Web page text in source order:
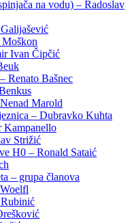
na vodu) – Radoslav
Ivan Čipčić
Renato Bašnec
Marold
– Dubravko Kuhta
Kampanello
Strižić
H0 – Ronald Sataić
– grupa članova